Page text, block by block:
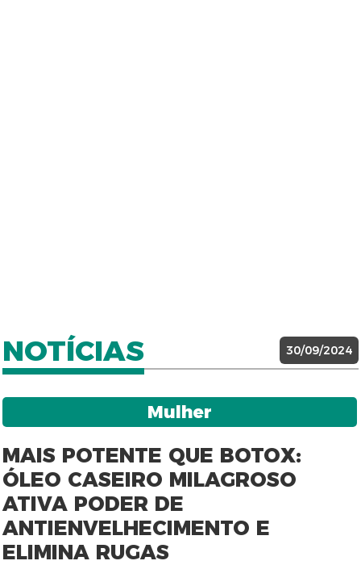
NOTÍCIAS 30/09/2024
Mulher
MAIS POTENTE QUE BOTOX:
ÓLEO CASEIRO MILAGROSO
ATIVA PODER DE
ANTIENVELHECIMENTO E
ELIMINA RUGAS